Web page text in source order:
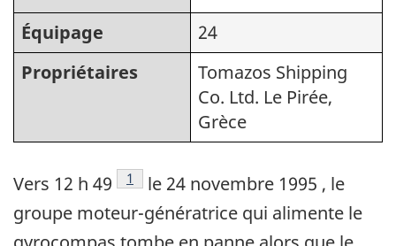
Équipage
24
Propriétaires
Tomazos Shipping
Co. Ltd. Le Pirée,
Grèce
Vers 12 h 49 Note de bas de page
1
le 24 novembre 1995 , le
groupe moteur-génératrice qui alimente le